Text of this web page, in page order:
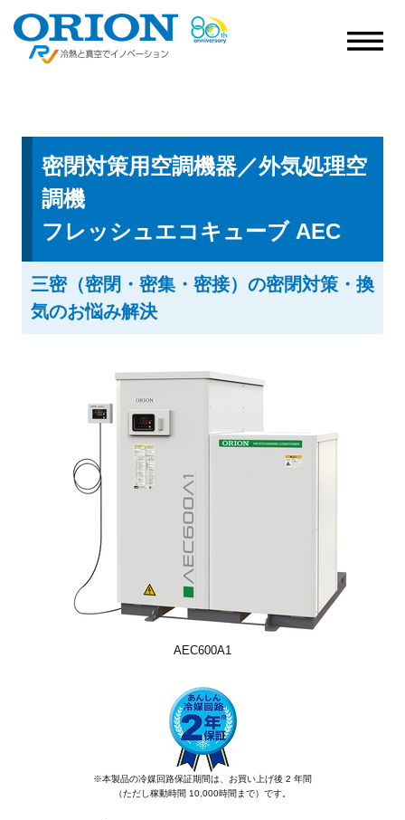
密閉対策用空調機器／外気処理空
調機
フレッシュエコキューブ AEC
三密（密閉・密集・密接）の密閉対策・換
気のお悩み解決
AEC600A1
※本製品の冷媒回路保証期間は、お買い上げ後 2 年間
（ただし稼動時間 10,000時間まで）です。